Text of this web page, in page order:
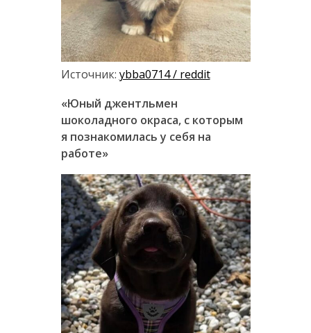
Источник: ybba0714 / reddit
«Юный джентльмен
шоколадного окраса, с которым
я познакомилась у себя на
работе»